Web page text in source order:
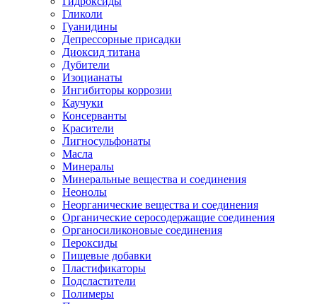
Гликоли
Гуанидины
Депрессорные присадки
Диоксид титана
Дубители
Изоцианаты
Ингибиторы коррозии
Каучуки
Консерванты
Красители
Лигносульфонаты
Масла
Минералы
Минеральные вещества и соединения
Неонолы
Неорганические вещества и соединения
Органические серосодержащие соединения
Органосиликоновые соединения
Пероксиды
Пищевые добавки
Пластификаторы
Подсластители
Полимеры